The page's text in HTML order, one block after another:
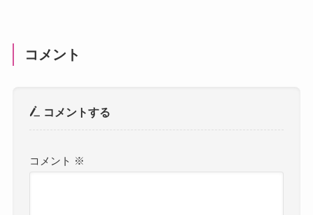
コメント
コメントする
コメント ※